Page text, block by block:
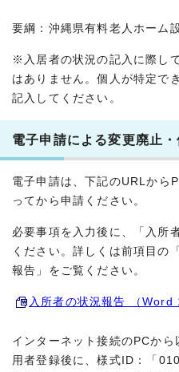
要綱：沖縄県有料老人ホーム
※入居者の状況の記入に際し
はありません。個人が特定で
記入してください。
電子申請による変更廃止
電子申請は、下記のURLから
ってから申請ください。
必要事項を入力後に、「入所
ください。詳しくは前項目の
報告」をご覧ください。
入所者の状況報告 （Word
インターネット接続のPCか
用者登録後に、様式ID：「